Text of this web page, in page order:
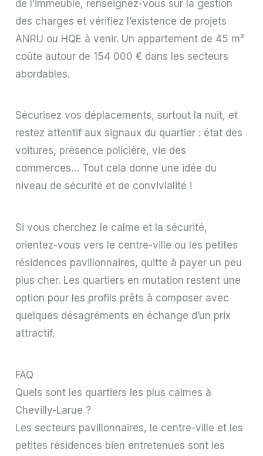
de l’immeuble, renseignez-vous sur la gestion
des charges et vérifiez l’existence de projets
ANRU ou HQE à venir. Un appartement de 45 m²
coûte autour de 154 000 € dans les secteurs
abordables.
Sécurisez vos déplacements, surtout la nuit, et
restez attentif aux signaux du quartier : état des
voitures, présence policière, vie des
commerces… Tout cela donne une idée du
niveau de sécurité et de convivialité !
Si vous cherchez le calme et la sécurité,
orientez-vous vers le centre-ville ou les petites
résidences pavillonnaires, quitte à payer un peu
plus cher. Les quartiers en mutation restent une
option pour les profils prêts à composer avec
quelques désagréments en échange d’un prix
attractif.
FAQ
Quels sont les quartiers les plus calmes à
Chevilly-Larue ?
Les secteurs pavillonnaires, le centre-ville et les
petites résidences bien entretenues sont les